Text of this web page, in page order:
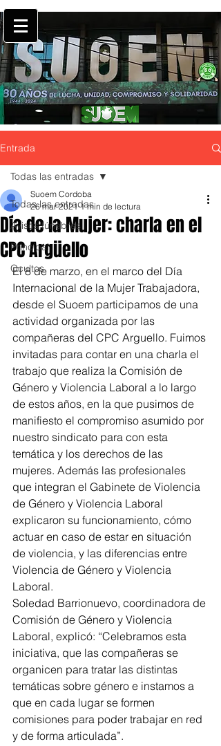
Entrada
Todas las entradas
Avisos fúnebres
Principal
Ocultos
Todas las entradas
Día de la Mujer: charla en el
CPC Argüello
Suoem Cordoba
26 mar 2021 1 min de lectura
El 8 de marzo, en el marco del Día
Internacional de la Mujer Trabajadora,
desde el Suoem participamos de una
actividad organizada por las
compañeras del CPC Arguello. Fuimos
invitadas para contar en una charla el
trabajo que realiza la Comisión de
Género y Violencia Laboral a lo largo
de estos años, en la que pusimos de
manifiesto el compromiso asumido por
nuestro sindicato para con esta
temática y los derechos de las
mujeres. Además las profesionales
que integran el Gabinete de Violencia
de Género y Violencia Laboral
explicaron su funcionamiento, cómo
actuar en caso de estar en situación
de violencia, y las diferencias entre
Violencia de Género y Violencia
Laboral.
Soledad Barrionuevo, coordinadora de
Comisión de Género y Violencia
Laboral, explicó: “Celebramos esta
iniciativa, que las compañeras se
organicen para tratar las distintas
temáticas sobre género e instamos a
que en cada lugar se formen
comisiones para poder trabajar en red
y de forma articulada”.